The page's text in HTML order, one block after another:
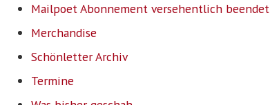
Mailpoet Abonnement versehentlich beendet
Merchandise
Schönletter Archiv
Termine